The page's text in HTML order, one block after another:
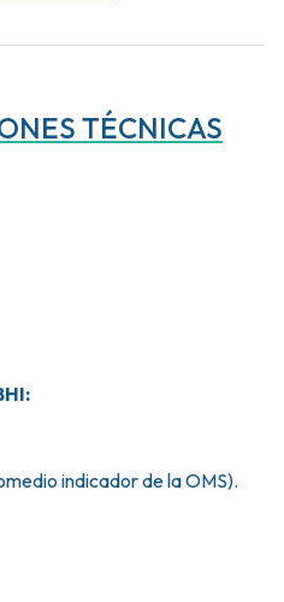
TÉCNICAS
:
indicador de la OMS).